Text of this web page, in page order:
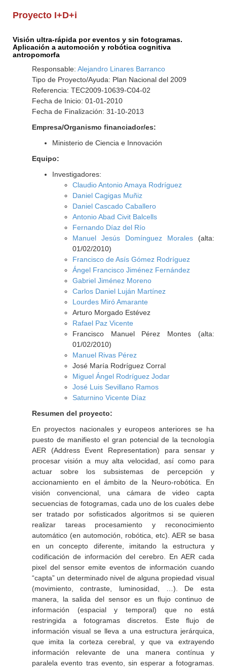
Proyecto I+D+i
Visión ultra-rápida por eventos y sin fotogramas.
Aplicación a automoción y robótica cognitiva
antropomorfa
Responsable: Alejandro Linares Barranco
Tipo de Proyecto/Ayuda: Plan Nacional del 2009
Referencia: TEC2009-10639-C04-02
Fecha de Inicio: 01-01-2010
Fecha de Finalización: 31-10-2013
Empresa/Organismo financiador/es:
Ministerio de Ciencia e Innovación
Equipo:
Investigadores:
Claudio Antonio Amaya Rodríguez
Daniel Cagigas Muñiz
Daniel Cascado Caballero
Antonio Abad Civit Balcells
Fernando Díaz del Río
Manuel Jesús Domínguez Morales(alta:
01/02/2010)
Francisco de Asís Gómez Rodríguez
Ángel Francisco Jiménez Fernández
Gabriel Jiménez Moreno
Carlos Daniel Luján Martínez
Lourdes Miró Amarante
Arturo Morgado Estévez
Rafael Paz Vicente
Francisco Manuel Pérez Montes (alta:
01/02/2010)
Manuel Rivas Pérez
José María Rodríguez Corral
Miguel Ángel Rodríguez Jodar
José Luis Sevillano Ramos
Saturnino Vicente Díaz
Resumen del proyecto:
En proyectos nacionales y europeos anteriores se ha
puesto de manifiesto el gran potencial de la tecnología
AER (Address Event Representation) para sensar y
procesar visión a muy alta velocidad, así como para
actuar sobre los subsistemas de percepción y
accionamiento en el ámbito de la Neuro-robótica. En
visión convencional, una cámara de video capta
secuencias de fotogramas, cada uno de los cuales debe
ser tratado por sofisticados algoritmos si se quieren
realizar tareas procesamiento y reconocimiento
automático (en automoción, robótica, etc). AER se basa
en un concepto diferente, imitando la estructura y
codificación de información del cerebro. En AER cada
pixel del sensor emite eventos de información cuando
“capta” un determinado nivel de alguna propiedad visual
(movimiento, contraste, luminosidad, …). De esta
manera, la salida del sensor es un flujo continuo de
información (espacial y temporal) que no está
restringida a fotogramas discretos. Este flujo de
información visual se lleva a una estructura jerárquica,
que imita la corteza cerebral, y que va extrayendo
información relevante de una manera contínua y
paralela evento tras evento, sin esperar a fotogramas.